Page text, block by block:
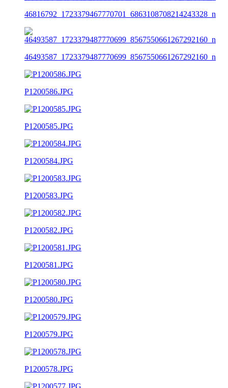
46816792_1723379467770701_6863108708214243328_n
46493587_1723379487770699_8567550661267292160_n
P1200586.JPG
P1200585.JPG
P1200584.JPG
P1200583.JPG
P1200582.JPG
P1200581.JPG
P1200580.JPG
P1200579.JPG
P1200578.JPG